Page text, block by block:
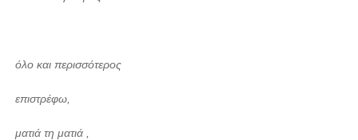
όλο και περισσότερος
επιστρέφω,
ματιά τη ματιά ,